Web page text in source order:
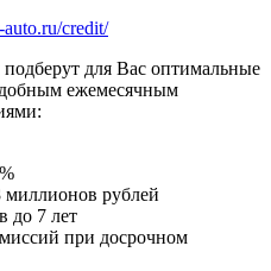
auto.ru/credit/
для Вас оптимальные
ежемесячным
миллионов рублей
до 7 лет
при досрочном